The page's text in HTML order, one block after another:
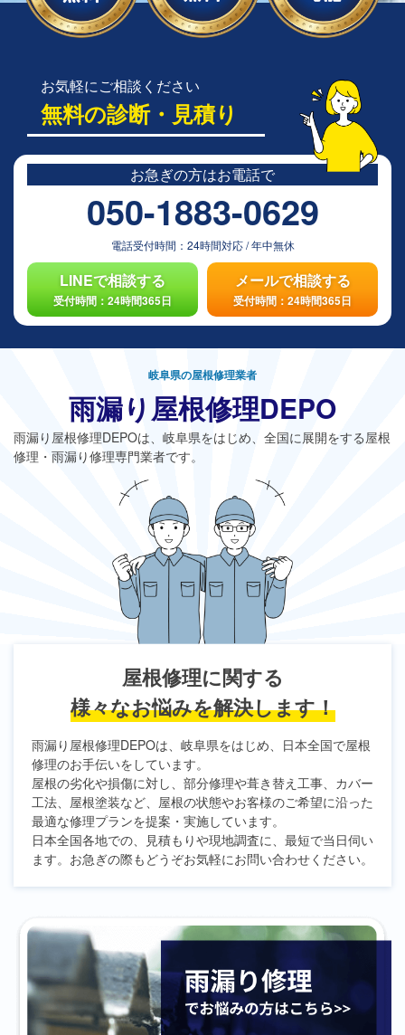
お気軽にご相談ください
無料の診断・見積り
お急ぎの方はお電話で
050-1883-0629
電話受付時間： 24時間対応/年中無休
LINEで相談する
受付時間：24時間365日
メールで相談する
受付時間：24時間365日
岐阜県の屋根修理業者
雨漏り屋根修理DEPO
雨漏り屋根修理DEPOは、岐阜県をはじめ、全国に展開をする屋根
修理・雨漏り修理専門業者です。
屋根修理に関する
様々なお悩みを解決します！
雨漏り屋根修理DEPOは、岐阜県をはじめ、日本全国で屋根
修理のお手伝いをしています。
屋根の劣化や損傷に対し、部分修理や葺き替え工事、カバー
工法、屋根塗装など、屋根の状態やお客様のご希望に沿った
最適な修理プランを提案・実施しています。
日本全国各地での、見積もりや現地調査に、最短で当日伺い
ます。お急ぎの際もどうぞお気軽にお問い合わせください。